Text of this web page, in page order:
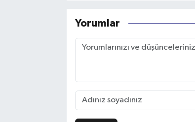
Yorumlar